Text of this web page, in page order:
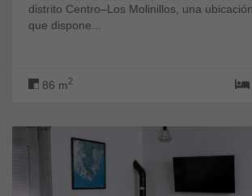
distrito Centro–Los Molinillos, una
que dispone...
86 m2